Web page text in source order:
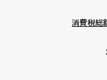
消費税総